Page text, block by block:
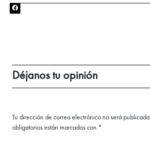
Déjanos tu opinión
Tu dirección de correo electrónico no será publicada.
obligatorios están marcados con *